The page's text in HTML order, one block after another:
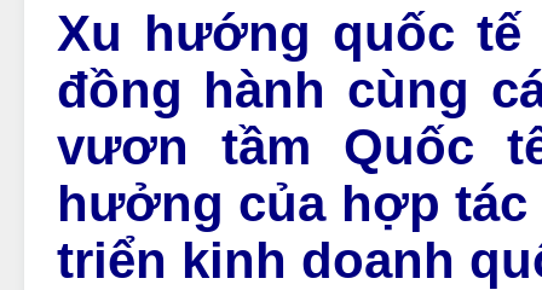
Xu hướng quốc tế
đồng hành cùng
vươn tầm Quốc
hưởng của hợp
triển kinh doanh